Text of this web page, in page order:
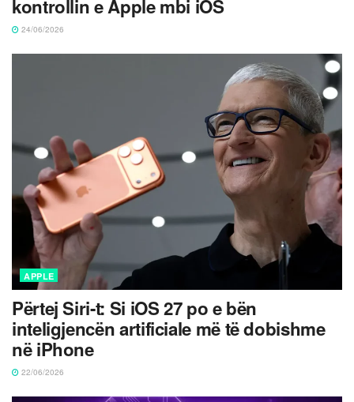
kontrollin e Apple mbi iOS
24/06/2026
APPLE
Përtej Siri-t: Si iOS 27 po e bën
inteligjencën artificiale më të dobishme
në iPhone
22/06/2026